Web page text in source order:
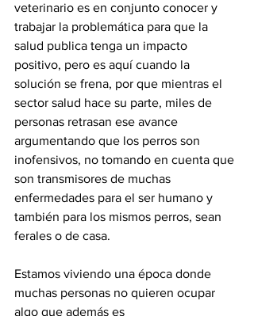
veterinario es en conjunto conocer y
trabajar la problemática para que la
salud publica tenga un impacto
positivo, pero es aquí cuando la
solución se frena, por que mientras el
sector salud hace su parte, miles de
personas retrasan ese avance
argumentando que los perros son
inofensivos, no tomando en cuenta que
son transmisores de muchas
enfermedades para el ser humano y
también para los mismos perros, sean
ferales o de casa.
Estamos viviendo una época donde
muchas personas no quieren ocupar
algo que además es